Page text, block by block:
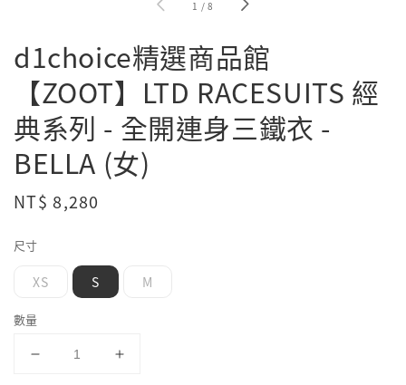
1 /8
d1choice精選商品館
【ZOOT】LTD RACESUITS 經
典系列 - 全開連身三鐵衣 -
BELLA (女)
Regular
NT$ 8,280
尺寸
XS S M
數量